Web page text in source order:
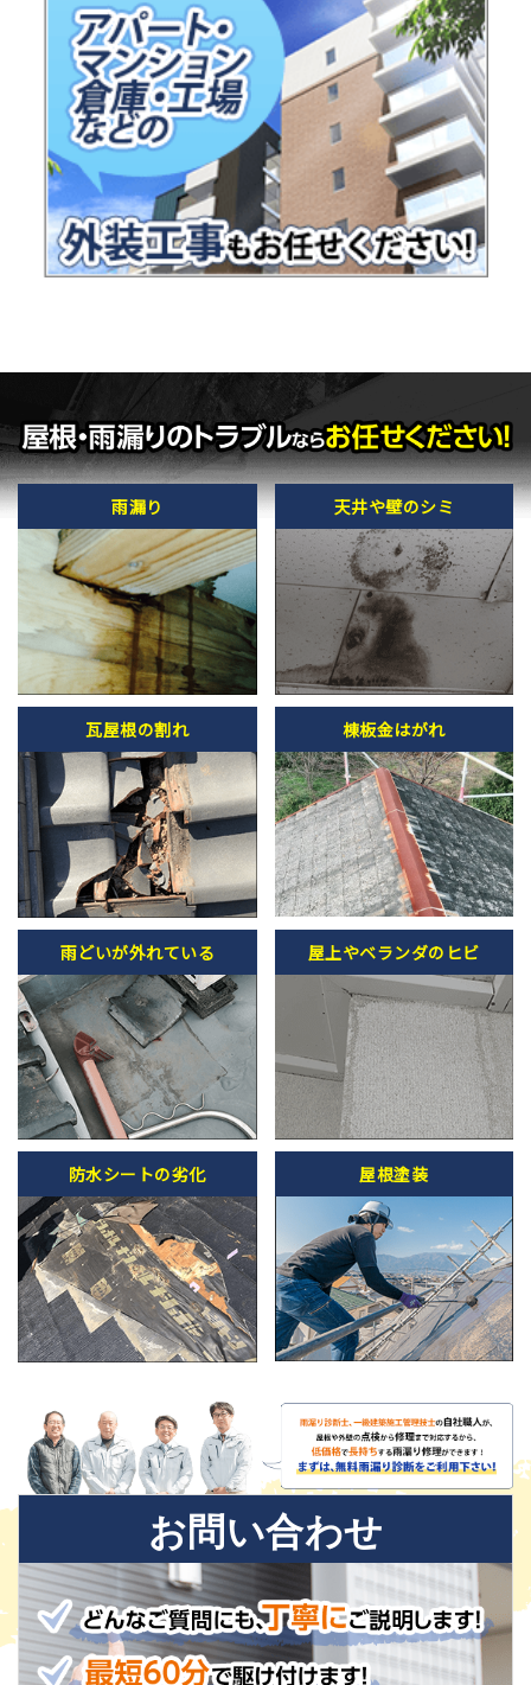
雨漏り 天井や壁のシミ
瓦屋根の割れ 棟板金はがれ
雨どいが外れている 屋上やベランダのヒビ
防水シートの劣化 屋根塗装
お問い合わせ